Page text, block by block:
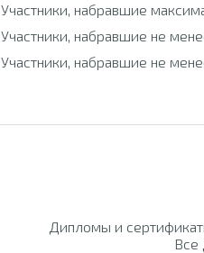
Участники, набравшие
Участники, набравшие не
Участники, набравшие не
Дипломы и
Все